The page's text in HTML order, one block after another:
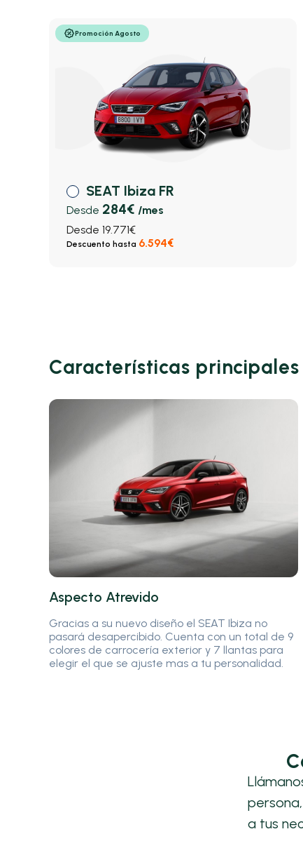
Promoción Agosto
SEAT Ibiza FR
Desde 284€ /mes
Desde 19.771€
Descuento hasta 6.594€
Características principales
Aspecto Atrevido
Gracias a su nuevo diseño el SEAT Ibiza no
pasará desapercibido. Cuenta con un total de 9
colores de carrocería exterior y 7 llantas para
elegir el que se ajuste mas a tu personalidad.
a tus